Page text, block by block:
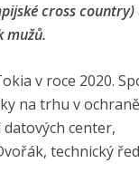
cross country)
mužů.
v roce 2020.
na trhu v ochraně
center,
technický